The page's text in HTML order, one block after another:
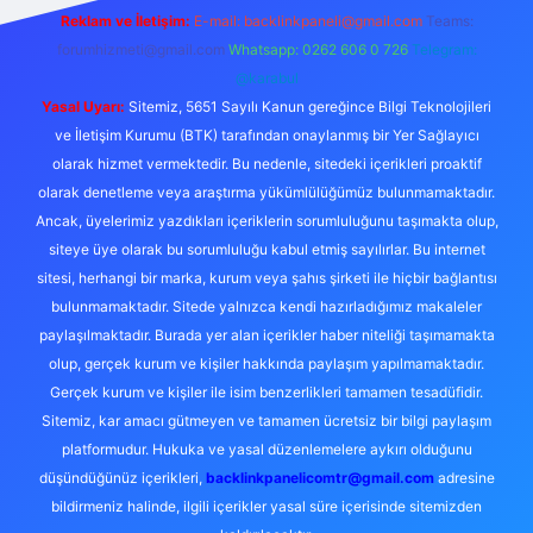
Reklam ve İletişim: E-mail: backlinkpaneli@gmail.com Teams:
forumhizmeti@gmail.com Whatsapp: 0262 606 0 726 Telegram:
@karabul
Yasal Uyarı: Sitemiz, 5651 Sayılı Kanun gereğince Bilgi Teknolojileri
ve İletişim Kurumu (BTK) tarafından onaylanmış bir Yer Sağlayıcı
olarak hizmet vermektedir. Bu nedenle, sitedeki içerikleri proaktif
olarak denetleme veya araştırma yükümlülüğümüz bulunmamaktadır.
Ancak, üyelerimiz yazdıkları içeriklerin sorumluluğunu taşımakta olup,
siteye üye olarak bu sorumluluğu kabul etmiş sayılırlar. Bu internet
sitesi, herhangi bir marka, kurum veya şahıs şirketi ile hiçbir bağlantısı
bulunmamaktadır. Sitede yalnızca kendi hazırladığımız makaleler
paylaşılmaktadır. Burada yer alan içerikler haber niteliği taşımamakta
olup, gerçek kurum ve kişiler hakkında paylaşım yapılmamaktadır.
Gerçek kurum ve kişiler ile isim benzerlikleri tamamen tesadüfidir.
Sitemiz, kar amacı gütmeyen ve tamamen ücretsiz bir bilgi paylaşım
platformudur. Hukuka ve yasal düzenlemelere aykırı olduğunu
düşündüğünüz içerikleri, backlinkpanelicomtr@gmail.comadresine
bildirmeniz halinde, ilgili içerikler yasal süre içerisinde sitemizden